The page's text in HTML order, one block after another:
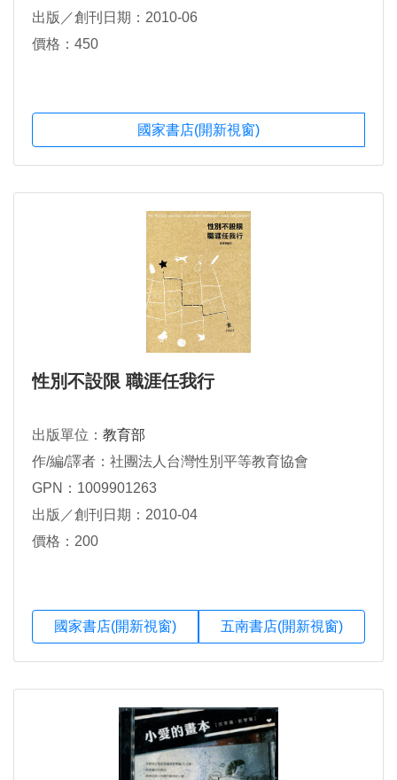
出版／創刊日期：2010-06
價格：450
國家書店(開新視窗)
性別不設限 職涯任我行
出版單位： 教育部
作/編/譯者：社團法人台灣性別平等教育協會
GPN：1009901263
出版／創刊日期：2010-04
價格：200
國家書店(開新視窗) 五南書店(開新視窗)